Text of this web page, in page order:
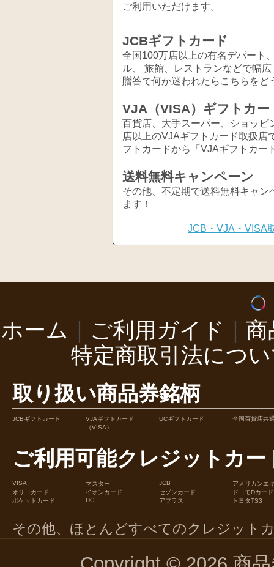
ご利用いただけます。
JCBギフトカード
全国100万店以上の有名デパート
ル、 旅館、レストランなどで幅
贈答で何か迷われたらこちらをど
VJA（VISA）ギフトカー
百貨店、大手スーパー、ショッ
店以上のVJAギフトカード取扱店
フトカードから「VJAギフトカー
送料無料キャンペーン
その他、不定期で送料無料キャ
ます！
JCB・VJA・VISA
ホーム ご利用ガイド
商
特定商取引法につ
取り扱い商品券銘柄
JCBギフトカード
VJAギフトカード
（VISA）
UCギフトカード 全国百貨店共
ご利用可能クレジットカー
VISA マスター JCB
アメリカンエ
オリコカード
イオンカード セゾンカード
ドコモDカード
ポケットカード
DC アプラス トヨタTS3
その他、ほとんどすべてのクレジット